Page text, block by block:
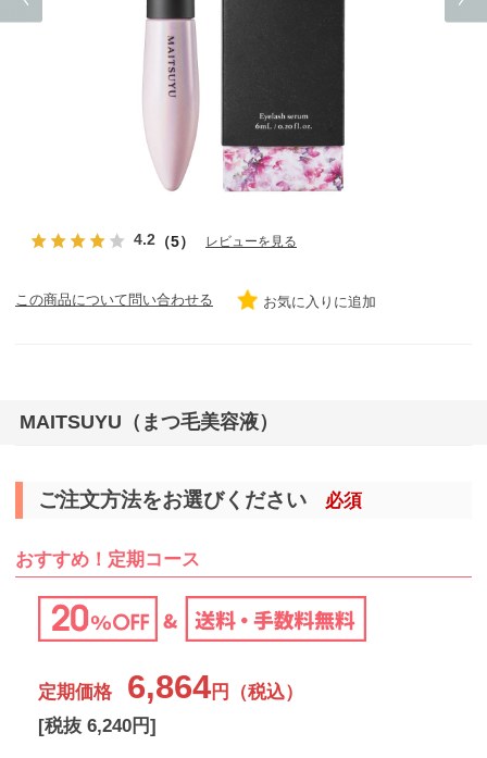
4.2 （5） レビューを見る
この商品について問い合わせる お気に入りに追加
MAITSUYU（まつ毛美容液）
ご注文方法をお選びください 必須
おすすめ！定期コース
定期価格 6,864円（税込）
[税抜 6,240円]